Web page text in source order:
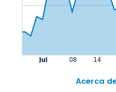
Acerca